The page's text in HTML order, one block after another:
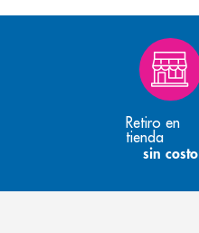
Retiro en
tienda
sin costo